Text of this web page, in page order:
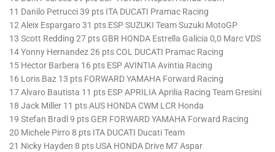
11 Danilo Petrucci 39 pts ITA DUCATI Pramac Racing
12 Aleix Espargaro 31 pts ESP SUZUKI Team Suzuki MotoGP
13 Scott Redding 27 pts GBR HONDA Estrella Galicia 0,0 Marc VDS
14 Yonny Hernandez 26 pts COL DUCATI Pramac Racing
15 Hector Barbera 16 pts ESP AVINTIA Avintia Racing
16 Loris Baz 13 pts FORWARD YAMAHA Forward Racing
17 Alvaro Bautista 11 pts ESP APRILIA Aprilia Racing Team Gresini
18 Jack Miller 11 pts AUS HONDA CWM LCR Honda
19 Stefan Bradl 9 pts GER FORWARD YAMAHA Forward Racing
20 Michele Pirro 8 pts ITA DUCATI Ducati Team
21 Nicky Hayden 8 pts USA HONDA Drive M7 Aspar